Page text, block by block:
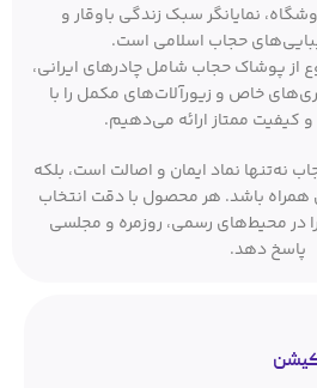
نمایانگر سبک زندگی باوقار و
حجاب اسلامی است.
از پوشاک حجاب شامل چادرهای ایرانی،
خاص و زیورآلات‌های مکمل را با
کیفیت ممتاز ارائه می‌دهیم.
نه‌تنها نماد ایمان و اصالت است، بلکه
همراه باشد. هر محصول با دقت انتخاب
را در محیط‌های رسمی، روزمره و مجلسی
پاسخ دهد.